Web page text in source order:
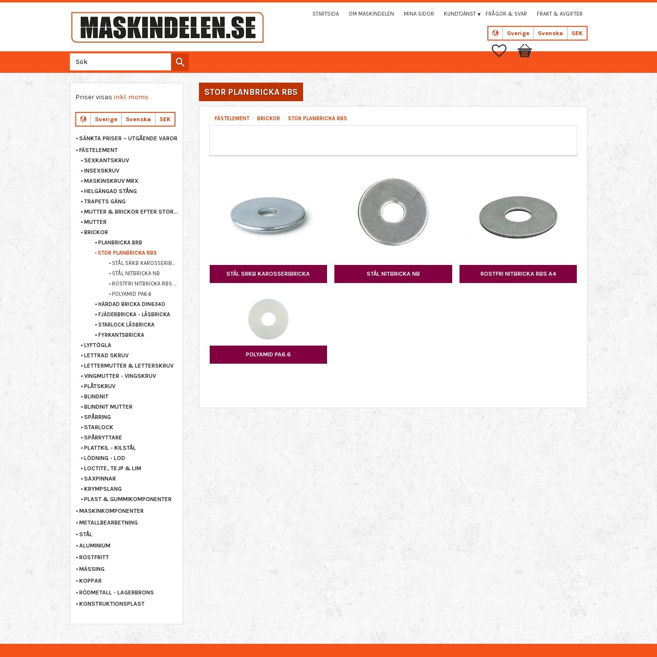
Sverige Svenska SEK
STARTSIDA OM MASKINDELEN MINA SIDOR KUNDTJÄNST FRÅGOR & SVAR FRAKT & AVGIFTER
Favoriter
Kundvagn
STOR PLANBRICKA RBS
FÄSTELEMENT BRICKOR STOR PLANBRICKA RBS
STÅL SRKB KAROSSERIBRICKA STÅL NITBRICKA NB ROSTFRI NITBRICKA RBS A4
POLYAMID PA6.6
Priser visas inkl. moms
Sverige Svenska SEK
SÄNKTA PRISER – UTGÅENDE VAROR
FÄSTELEMENT
SEXKANTSKRUV
INSEXSKRUV
MASKINSKRUV MRX
HELGÄNGAD STÅNG
TRAPETS GÄNG
MUTTER & BRICKOR EFTER STORLEK
MUTTER
BRICKOR
PLANBRICKA BRB
STOR PLANBRICKA RBS
STÅL SRKB KAROSSERIBRICKA
STÅL NITBRICKA NB
ROSTFRI NITBRICKA RBS A4
POLYAMID PA6.6
HÄRDAD BRICKA DIN6340
FJÄDERBRICKA - LÅSBRICKA
STARLOCK LÅSBRICKA
FYRKANTSBRICKA
LYFTÖGLA
LETTRAD SKRUV
LETTERMUTTER & LETTERSKRUV
VINGMUTTER - VINGSKRUV
PLÅTSKRUV
BLINDNIT
BLINDNIT MUTTER
SPÅRRING
STARLOCK
SPÅRRYTTARE
PLATTKIL - KILSTÅL
LÖDNING - LOD
LOCTITE, TEJP & LIM
SAXPINNAR
KRYMPSLANG
PLAST & GUMMIKOMPONENTER
MASKINKOMPONENTER
METALLBEARBETNING
STÅL
ALUMINIUM
ROSTFRITT
MÄSSING
KOPPAR
RÖDMETALL - LAGERBRONS
KONSTRUKTIONSPLAST